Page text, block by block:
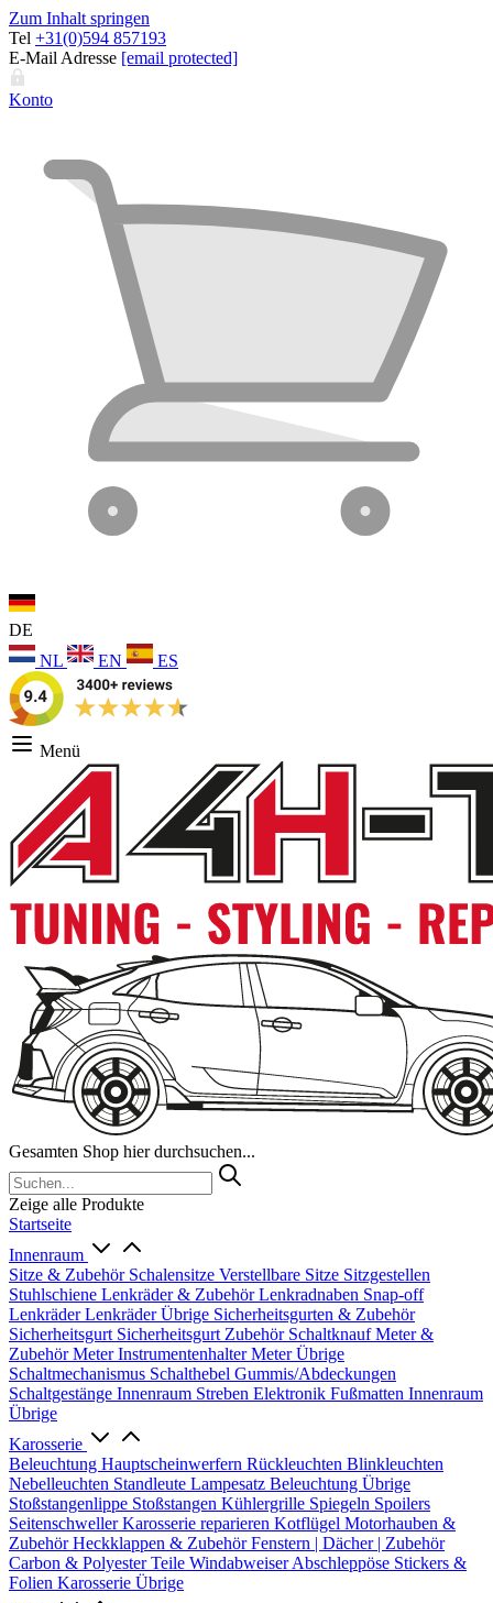
Zum Inhalt springen
Tel +31(0)594 857193
E-Mail Adresse [email protected]
Konto
DE
NL
EN ES
Menü
Gesamten Shop hier durchsuchen...
Zeige alle Produkte
Startseite
Innenraum
Sitze & Zubehör Schalensitze Verstellbare Sitze Sitzgestellen
Stuhlschiene Lenkräder & ZubehörLenkradnaben Snap-off
LenkräderLenkräder Übrige Sicherheitsgurten & Zubehör
Sicherheitsgurt Sicherheitsgurt Zubehör SchaltknaufMeter &
ZubehörMeterInstrumentenhalterMeter Übrige
Schaltmechanismus Schalthebel Gummis/Abdeckungen
Schaltgestänge Innenraum Streben Elektronik Fußmatten Innenraum
Übrige
Karosserie
Beleuchtung Hauptscheinwerfern Rückleuchten Blinkleuchten
Nebelleuchten Standleute Lampesatz Beleuchtung Übrige
Stoßstangenlippe Stoßstangen Kühlergrille Spiegeln Spoilers
SeitenschwellerKarosserie reparieren Kotflügel Motorhauben &
ZubehörHeckklappen & ZubehörFenstern | Dächer | Zubehör
Carbon & Polyester Teile WindabweiserAbschleppöse Stickers &
Folien Karosserie Übrige